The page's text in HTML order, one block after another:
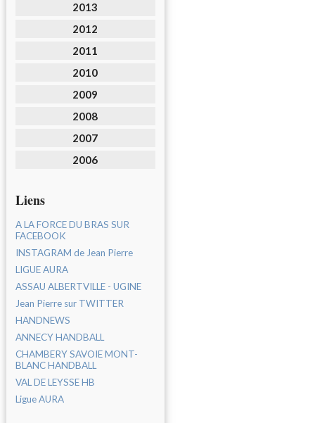
2013
2012
2011
2010
2009
2008
2007
2006
Liens
A LA FORCE DU BRAS SUR
FACEBOOK
INSTAGRAM de Jean Pierre
LIGUE AURA
ASSAU ALBERTVILLE - UGINE
Jean Pierre sur TWITTER
HANDNEWS
ANNECY HANDBALL
CHAMBERY SAVOIE MONT-
BLANC HANDBALL
VAL DE LEYSSE HB
Ligue AURA